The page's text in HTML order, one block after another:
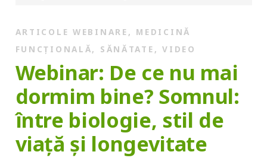
ARTICOLE WEBINARE , MEDICINĂ
FUNCȚIONALĂ, SĂNĂTATE ,VIDEO
Webinar: De ce nu mai
dormim bine? Somnul:
între biologie, stil de
viață și longevitate